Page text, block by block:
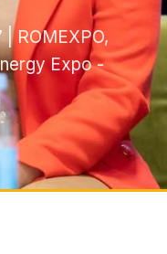
| ROMEXPO,
Expo -